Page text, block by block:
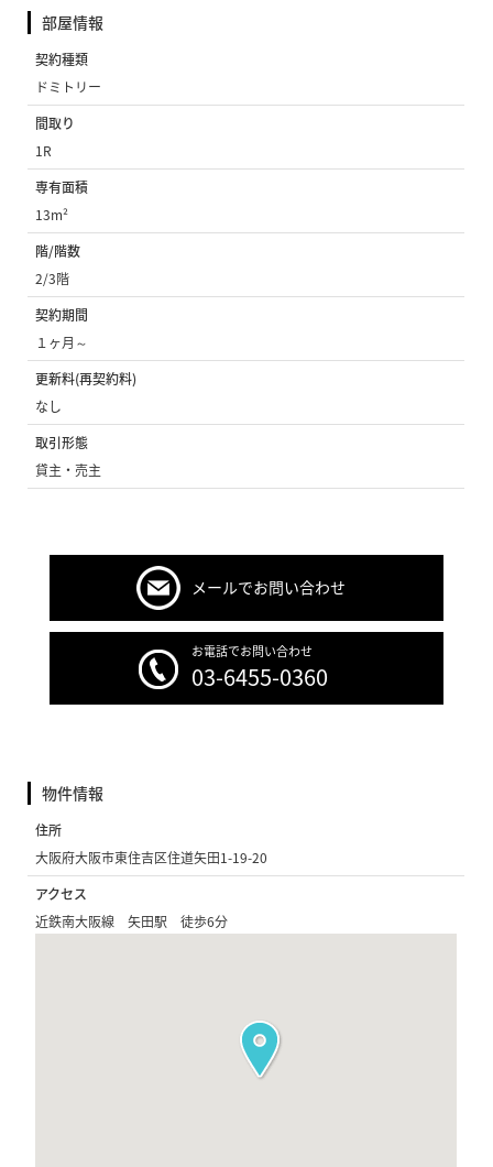
部屋情報
契約種類
ドミトリー
間取り
1R
専有面積
13m²
階/階数
2/3階
契約期間
１ヶ月～
更新料(再契約料)
なし
取引形態
貸主・売主
メールでお問い合わせ
お電話でお問い合わせ
03-6455-0360
物件情報
住所
大阪府大阪市東住吉区住道矢田1-19-20
アクセス
近鉄南大阪線 矢田駅 徒歩6分